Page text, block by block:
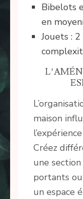
Bibelots
en
Jouets :
maison
Créez
une
portants
un espace